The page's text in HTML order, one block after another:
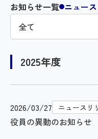
お知らせ一覧 ニュー
2025年度
2026/03/27 ニュースリ
役員の異動のお知らせ